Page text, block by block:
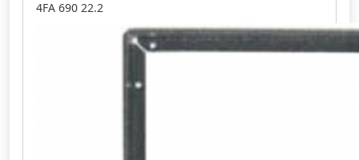
4FA 690 22.2